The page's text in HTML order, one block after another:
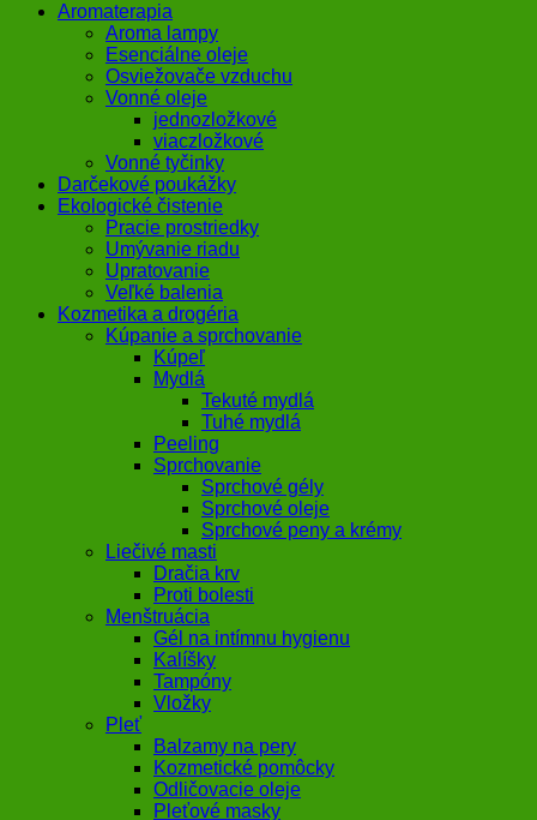
Aromaterapia
Aroma lampy
Esenciálne oleje
Osviežovače vzduchu
Vonné oleje
jednozložkové
viaczložkové
Vonné tyčinky
Darčekové poukážky
Ekologické čistenie
Pracie prostriedky
Umývanie riadu
Upratovanie
Veľké balenia
Kozmetika a drogéria
Kúpanie a sprchovanie
Kúpeľ
Mydlá
Tekuté mydlá
Tuhé mydlá
Peeling
Sprchovanie
Sprchové gély
Sprchové oleje
Sprchové peny a krémy
Liečivé masti
Dračia krv
Proti bolesti
Menštruácia
Gél na intímnu hygienu
Kalíšky
Tampóny
Vložky
Pleť
Balzamy na pery
Kozmetické pomôcky
Odličovacie oleje
Pleťové masky